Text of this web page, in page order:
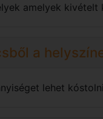
amelyek
a
lehet